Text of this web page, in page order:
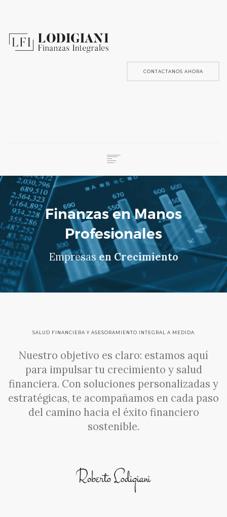
CONTACTANOS AHORA
ACERCA DE NOSOTROS
NUESTROS SERVICIOS
TESTIMONIALES
CONTACTO
Finanzas en Manos
Profesionales
Empresas en Crecimiento
SALUD FINANCIERA Y ASESORAMIENTO INTEGRAL A MEDIDA
Nuestro objetivo es claro: estamos aquí
para impulsar tu crecimiento y salud
financiera. Con soluciones personalizadas y
estratégicas, te acompañamos en cada paso
del camino hacia el éxito financiero
sostenible.